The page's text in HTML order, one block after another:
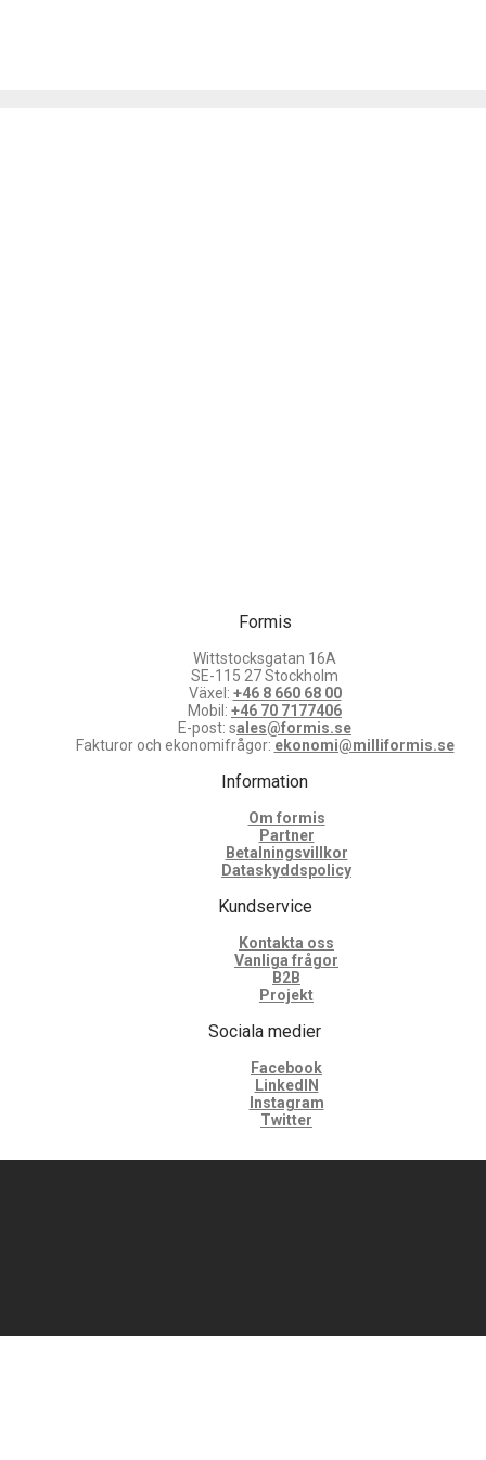
Formis
Wittstocksgatan 16A
SE-115 27 Stockholm
Växel: +46 8 660 68 00
Mobil: +46 70 7177406
E-post: sales@formis.se
Fakturor och ekonomifrågor: ekonomi@milliformis.se
Information
Om formis
Partner
Betalningsvillkor
Dataskyddspolicy
Kundservice
Kontakta oss
Vanliga frågor
B2B
Projekt
Sociala medier
Facebook
LinkedIN
Instagram
Twitter